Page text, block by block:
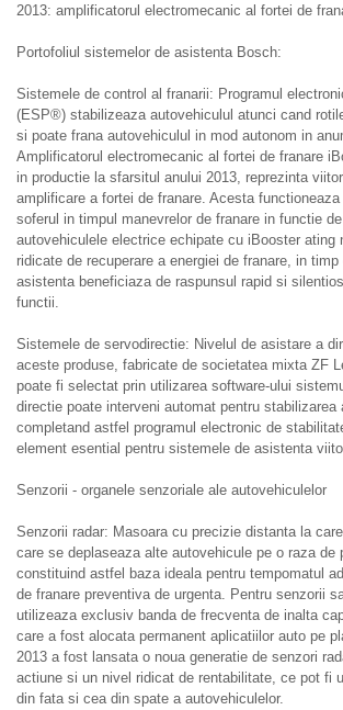
2013: amplificatorul electromecanic al fortei de
Portofoliul sistemelor de asistenta Bosch:
Sistemele de control al franarii: Programul
(ESP®) stabilizeaza autovehiculul atunci cand
si poate frana autovehiculul in mod autonom in
Amplificatorul electromecanic al fortei de franare
in productie la sfarsitul anului 2013, reprezinta
amplificare a fortei de franare. Acesta
soferul in timpul manevrelor de franare in functie
autovehiculele electrice echipate cu iBooster ating
ridicate de recuperare a energiei de franare, in
asistenta beneficiaza de raspunsul rapid si
functii.
Sistemele de servodirectie: Nivelul de asistare a
aceste produse, fabricate de societatea mixta ZF
poate fi selectat prin utilizarea software-ului
directie poate interveni automat pentru stabilizarea
completand astfel programul electronic de
element esential pentru sistemele de asistenta
Senzorii - organele senzoriale ale autovehiculelor
Senzorii radar: Masoara cu precizie distanta la
care se deplaseaza alte autovehicule pe o raza de
constituind astfel baza ideala pentru tempomatul
de franare preventiva de urgenta. Pentru senzorii
utilizeaza exclusiv banda de frecventa de inalta
care a fost alocata permanent aplicatiilor auto pe
2013 a fost lansata o noua generatie de senzori
actiune si un nivel ridicat de rentabilitate, ce pot fi
din fata si cea din spate a autovehiculelor.